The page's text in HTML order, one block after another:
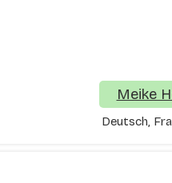
Meike
Deutsch,